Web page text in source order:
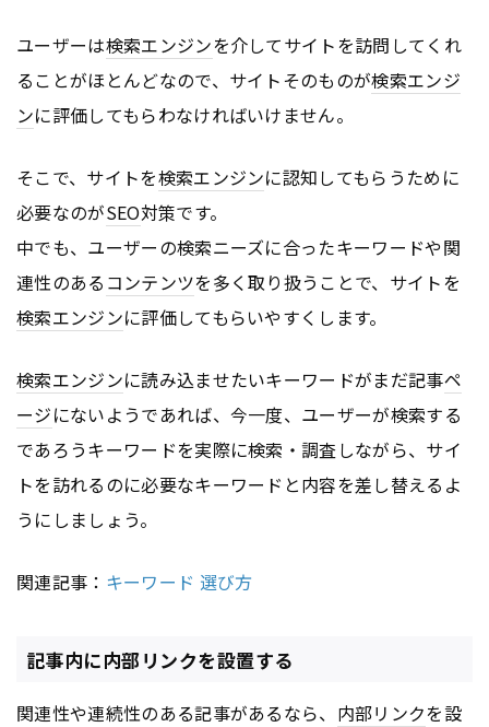
ユーザーは検索エンジンを介してサイトを訪問してくれ
ることがほとんどなので、サイトそのものが検索エンジ
ンに評価してもらわなければいけません。
そこで、サイトを検索エンジンに認知してもらうために
必要なのがSEO対策です。
中でも、ユーザーの検索ニーズに合ったキーワードや関
連性のある コンテンツを多く取り扱うことで、サイトを
検索エンジンに評価してもらいやすくします。
検索エンジンに読み込ませたいキーワードがまだ記事ペ
ージにないようであれば、今一度、ユーザーが検索する
であろうキーワードを実際に検索・調査しながら、サイ
トを訪れるのに必要なキーワードと内容を差し替えるよ
うにしましょう。
関連記事： キーワード 選び方
記事内に内部リンクを設置する
関連性や連続性のある記事があるなら、 内部リンクを設